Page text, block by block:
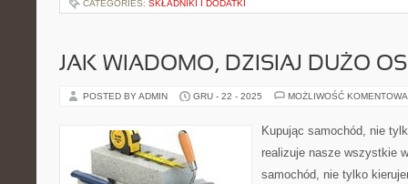
CATEGORIES: SKŁADNIKI I DODATKI
JAK WIADOMO, DZISIAJ DUŻO
POSTED BY ADMIN GRU - 22 - 2025 MOŻLIWOŚĆ
Kupując samochód, nie
realizuje nasze wszystkie
samochód, nie tylko